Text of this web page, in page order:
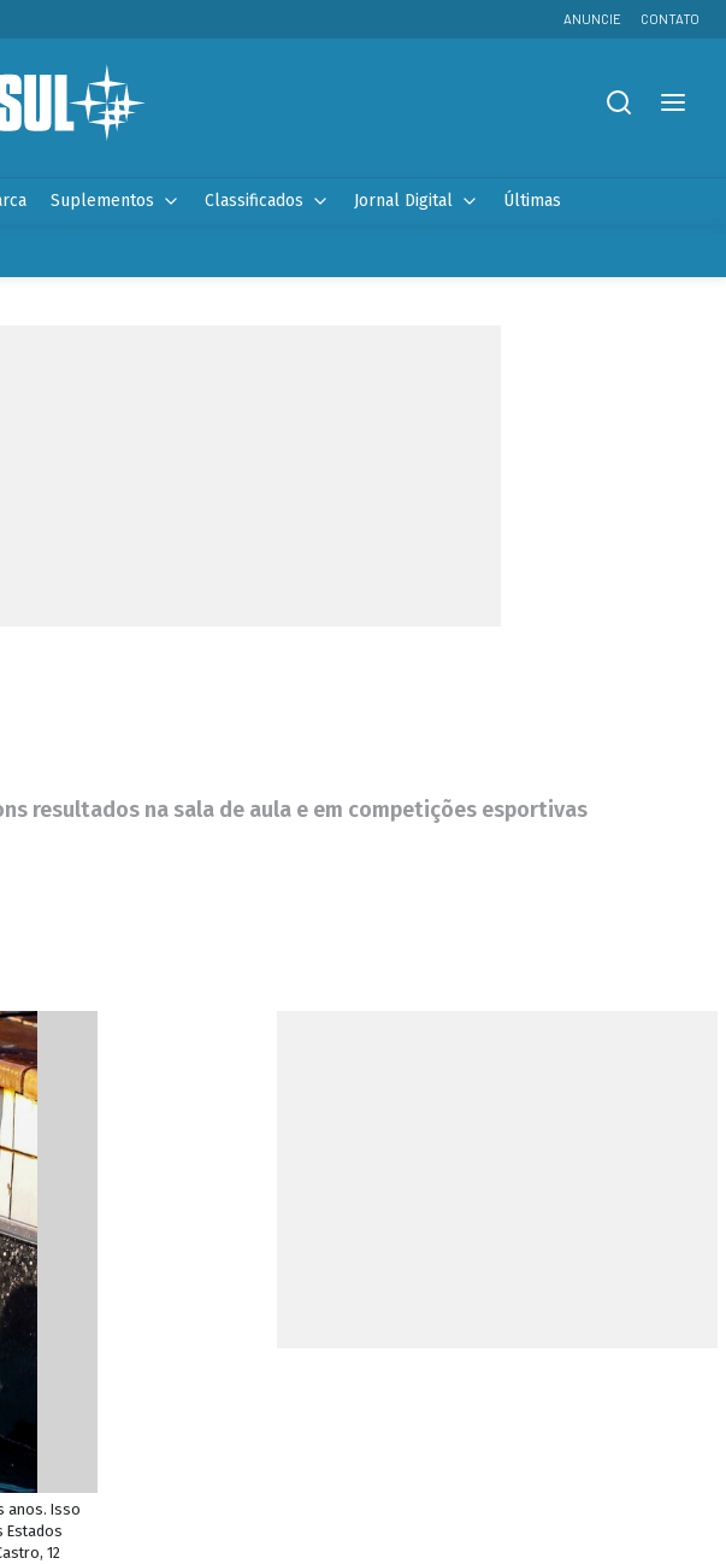
ANUNCIE CONTATO
Suplementos Classificados Jornal Digital Últimas
resultados na sala de aula e em competições esportivas
anos. Isso
Estados
12